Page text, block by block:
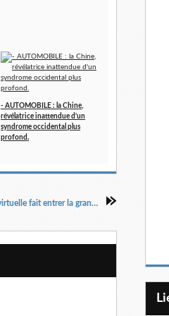
- AUTOMOBILE : la Chine,
révélatrice inattendue d'un
syndrome occidental plus
profond.
CINÉMA : quand la réalité virtuelle fait entrer la grande salle dans le salon du spectateur.